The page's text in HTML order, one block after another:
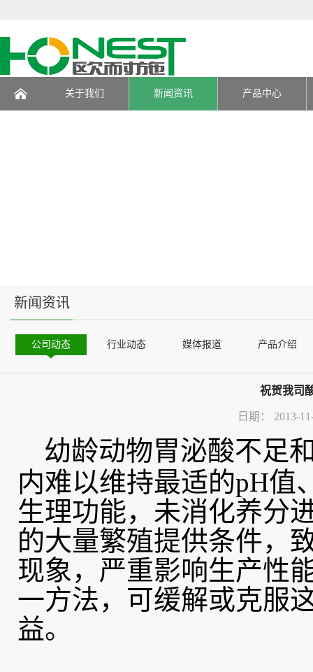
关于我们 新闻资讯 产品中心
新闻资讯
公司动态 行业动态 媒体报道 产品介绍
祝贺我司
日期： 2013-
幼龄动物胃泌酸不足
内难以维持最适的pH值
生理功能，未消化养分
的大量繁殖提供条件，
现象，严重影响生产性
一方法，可缓解或克服
益。